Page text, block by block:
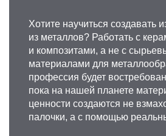
Хотите научиться создавать
из металлов? Работать с
и композитами, а не с
материалами для
профессия будет
пока на нашей планете
ценности создаются не
палочки, а с помощью